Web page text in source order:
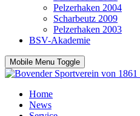
Pelzerhaken 2004
Scharbeutz 2009
Pelzerhaken 2003
BSV-Akademie
Mobile Menu Toggle
Home
News